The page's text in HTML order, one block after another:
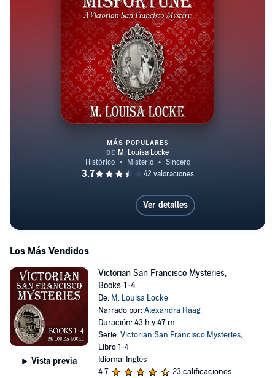
Maids of Misfortune
MÁS POPULARES
Ver detalles
Los Más Vendidos
Vista previa
Victorian San Francisco Mysteries,
Books 1-4
De: M. Louisa Locke
Narrado por:Alexandra Haag
Duración: 43 h y 47 m
Serie:Victorian San Francisco Mysteries,
Libro 1-4
Idioma: Inglés
4.7
23 calificaciones